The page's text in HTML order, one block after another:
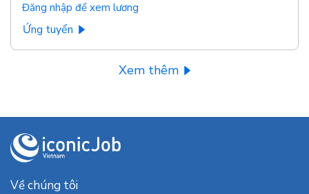
Đăng nhập để xem lương
Ứng tuyển
Xem thêm
Về chúng tôi